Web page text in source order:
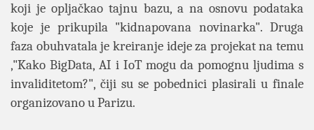
koji je opljačkao tajnu bazu, a na osnovu podataka
koje je prikupila "kidnapovana novinarka". Druga
faza obuhvatala je kreiranje ideje za projekat na temu
,"Kako BigData, AI i IoT mogu da pomognu ljudima s
invaliditetom?", čiji su se pobednici plasirali u finale
organizovano u Parizu.